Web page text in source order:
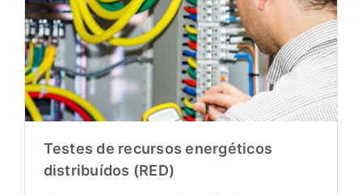
Testes de recursos energéticos
distribuídos (RED)